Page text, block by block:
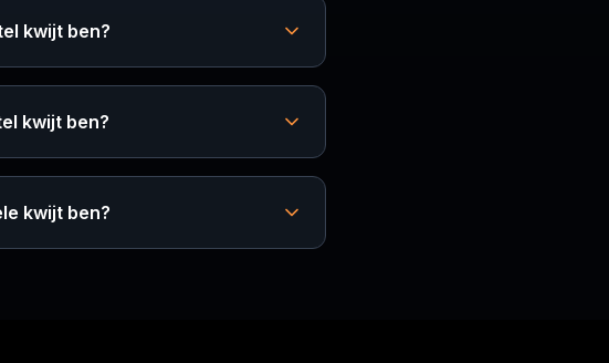
kwijt ben?
kwijt ben?
kwijt ben?